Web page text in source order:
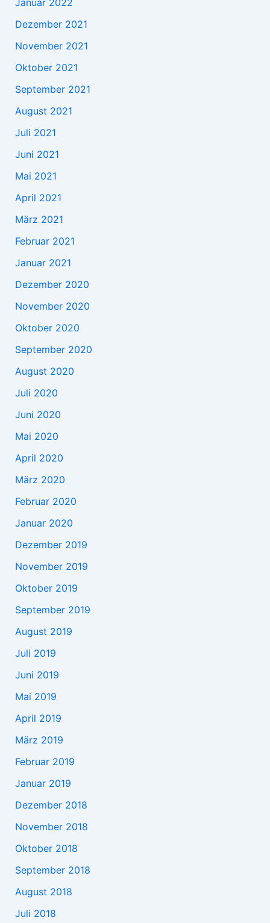
Dezember 2021
November 2021
Oktober 2021
September 2021
August 2021
Juli 2021
Juni 2021
Mai 2021
April 2021
März 2021
Februar 2021
Januar 2021
Dezember 2020
November 2020
Oktober 2020
September 2020
August 2020
Juli 2020
Juni 2020
Mai 2020
April 2020
März 2020
Februar 2020
Januar 2020
Dezember 2019
November 2019
Oktober 2019
September 2019
August 2019
Juli 2019
Juni 2019
Mai 2019
April 2019
März 2019
Februar 2019
Januar 2019
Dezember 2018
November 2018
Oktober 2018
September 2018
August 2018
Juli 2018